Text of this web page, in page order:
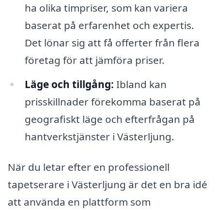
ha olika timpriser, som kan variera
baserat på erfarenhet och expertis.
Det lönar sig att få offerter från flera
företag för att jämföra priser.
Läge och tillgång: Ibland kan
prisskillnader förekomma baserat på
geografiskt läge och efterfrågan på
hantverkstjänster i Västerljung.
När du letar efter en professionell
tapetserare i Västerljung är det en bra idé
att använda en plattform som